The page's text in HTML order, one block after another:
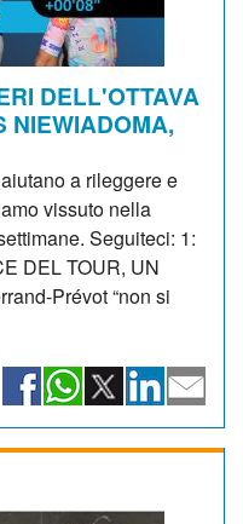
DELL'OTTAVA
NIEWIADOMA,
a rileggere e
vissuto nella
Seguiteci: 1:
DEL TOUR, UN
Prévot “non si